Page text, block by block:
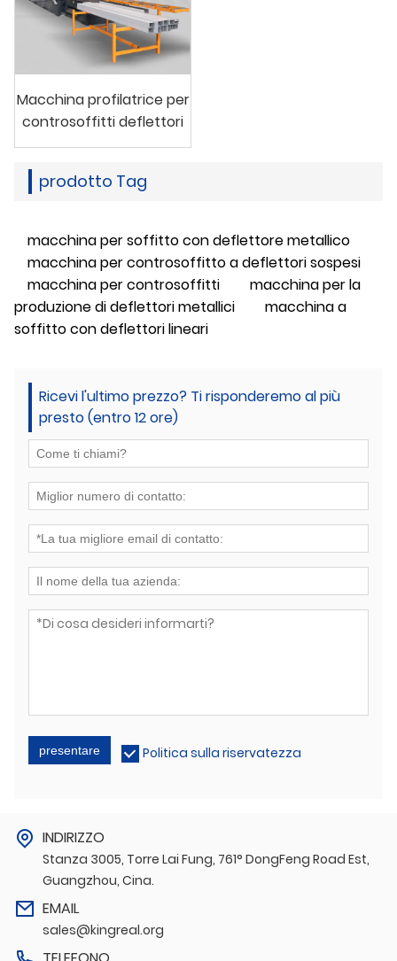
Macchina profilatrice per
controsoffitti deflettori
prodotto Tag
macchina per soffitto con deflettore metallico
macchina per controsoffitto a deflettori sospesi
macchina per controsoffitti
macchina per la
produzione di deflettori metallici
macchina a
soffitto con deflettori lineari
Ricevi l'ultimo prezzo? Ti risponderemo al più
presto (entro 12 ore)
presentare Politica sulla riservatezza
INDIRIZZO
Stanza 3005, Torre Lai Fung, 761° DongFeng Road Est,
Guangzhou, Cina.
EMAIL
sales@kingreal.org